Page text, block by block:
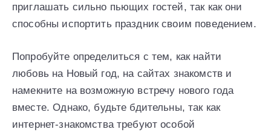
приглашать сильно пьющих гостей, так как они
способны испортить праздник своим поведением.
Попробуйте определиться с тем, как найти
любовь на Новый год, на сайтах знакомств и
намекните на возможную встречу нового года
вместе. Однако, будьте бдительны, так как
интернет-знакомства требуют особой